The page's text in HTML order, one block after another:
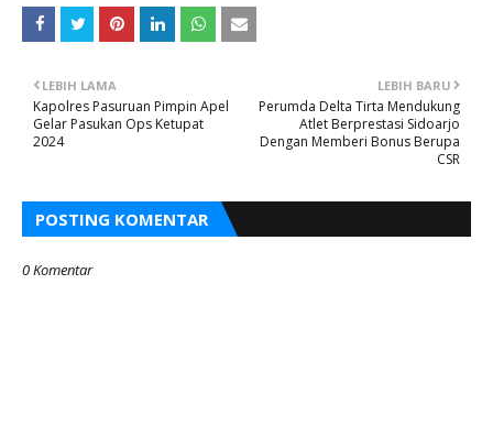
LEBIH BARU
Perumda Delta Tirta Mendukung
Atlet Berprestasi Sidoarjo
Dengan Memberi Bonus Berupa
CSR
LEBIH LAMA
Kapolres Pasuruan Pimpin Apel
Gelar Pasukan Ops Ketupat
2024
POSTING KOMENTAR
0 Komentar